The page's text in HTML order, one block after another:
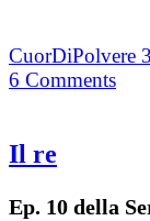
CuorDiPolvere
6 Comments
Il re
Ep. 10 della